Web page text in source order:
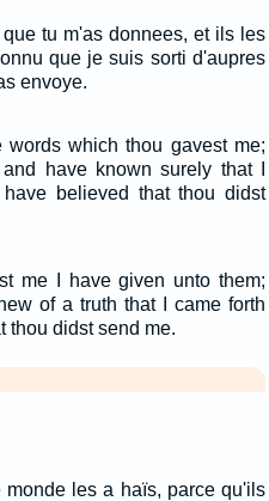
tu m'as donnees, et ils les
que je suis sorti d'aupres
envoye.
which thou gavest me;
have known surely that I
believed that thou didst
me I have given unto them;
of a truth that I came forth
thou didst send me.
les a haïs, parce qu'ils